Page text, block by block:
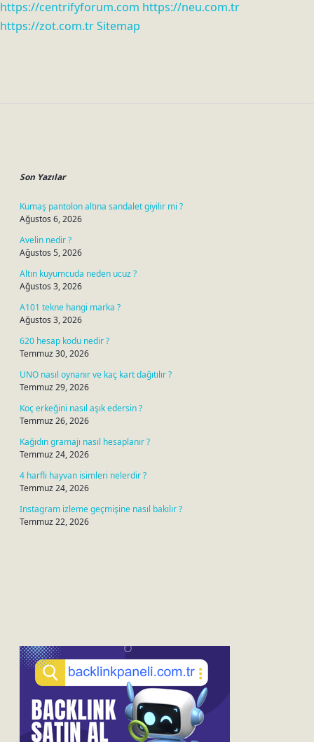
https://centrifyforum.com https://neu.com.tr
https://zot.com.trSitemap
Son Yazılar
Kumaş pantolon altına sandalet giyilir mi ?
Ağustos 6, 2026
Avelin nedir ?
Ağustos 5, 2026
Altın kuyumcuda neden ucuz ?
Ağustos 3, 2026
A101 tekne hangi marka ?
Ağustos 3, 2026
620 hesap kodu nedir ?
Temmuz 30, 2026
UNO nasıl oynanır ve kaç kart dağıtılır ?
Temmuz 29, 2026
Koç erkeğini nasıl aşık edersin ?
Temmuz 26, 2026
Kağıdın gramajı nasıl hesaplanır ?
Temmuz 24, 2026
4 harfli hayvan isimleri nelerdir ?
Temmuz 24, 2026
Instagram izleme geçmişine nasıl bakılır ?
Temmuz 22, 2026